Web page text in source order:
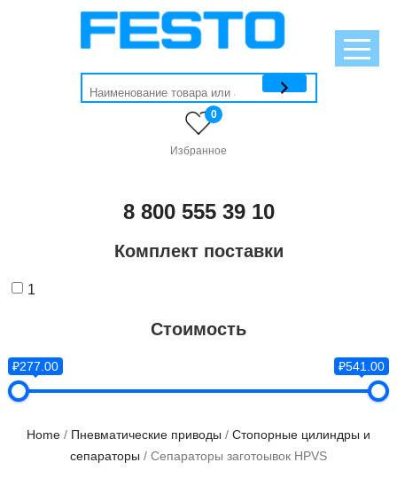
Избранное
0
8 800 555 39 10
Комплект поставки
1
Стоимость
₽277.00 ₽541.00
Home / Пневматические приводы / Стопорные цилиндры и
сепараторы / Сепараторы заготоывок HPVS